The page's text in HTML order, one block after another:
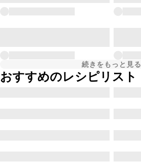
続きをもっと見る
おすすめのレシピリスト